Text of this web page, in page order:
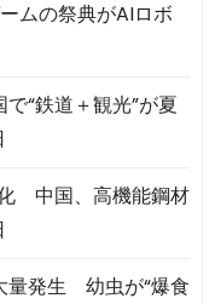
ムの祭典がAIロボ
“鉄道＋観光”が夏
中国、高機能鋼材
量発生 幼虫が“爆食